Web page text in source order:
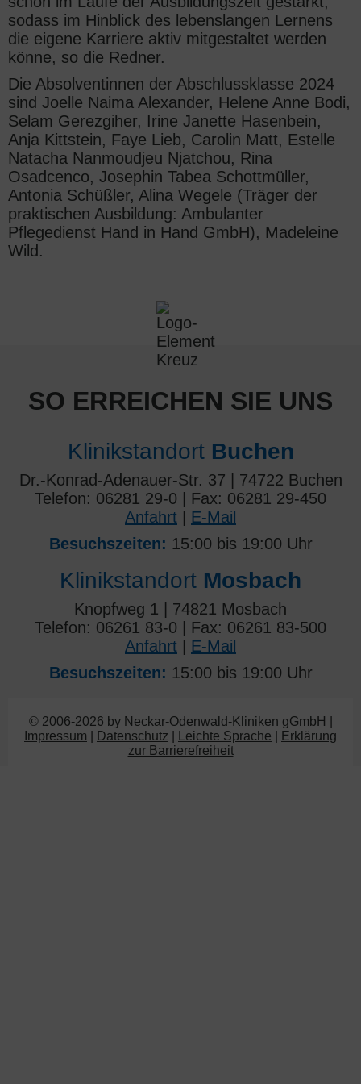
sodass im Hinblick des lebenslangen Lernens
die eigene Karriere aktiv mitgestaltet werden
könne, so die Redner.
Die Absolventinnen der Abschlussklasse 2024
sind Joelle Naima Alexander, Helene Anne Bodi,
Selam Gerezgiher, Irine Janette Hasenbein,
Anja Kittstein, Faye Lieb, Carolin Matt, Estelle
Natacha Nanmoudjeu Njatchou, Rina
Osadcenco, Josephin Tabea Schottmüller,
Antonia Schüßler, Alina Wegele (Träger der
praktischen Ausbildung: Ambulanter
Pflegedienst Hand in Hand GmbH), Madeleine
Wild.
SO ERREICHEN SIE UNS
Klinikstandort Buchen
Dr.-Konrad-Adenauer-Str. 37 | 74722 Buchen
Telefon: 06281 29-0 | Fax: 06281 29-450
Anfahrt
E-Mail
Besuchszeiten: 15:00 bis 19:00 Uhr
Klinikstandort Mosbach
Knopfweg 1 | 74821 Mosbach
Telefon: 06261 83-0 | Fax: 06261 83-500
Anfahrt
E-Mail
Besuchszeiten: 15:00 bis 19:00 Uhr
© 2006-2026 by Neckar-Odenwald-Kliniken gGmbH |
Impressum
Datenschutz Leichte Sprache
Erklärung
zur Barrierefreiheit